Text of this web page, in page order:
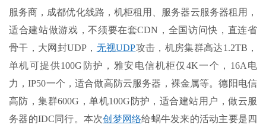
服务商，成都优化线路，机柜租用、服务器云服务器租用，
适合建站做游戏，不须要在套CDN，全国访问快，直连省
骨干，大网封UDP， 无视UDP攻击，机房集群高达1.2TB，
单机可提供100G防护，雅安电信机柜仅4K一个，16A电
力，IP50一个，适合做高防云服务器，裸金属等。德阳电信
高防，集群600G，单机100G防护，适合建站用户，做云服
务器的IDC同行。本次创梦网络给蜗牛发来的活动主要是四